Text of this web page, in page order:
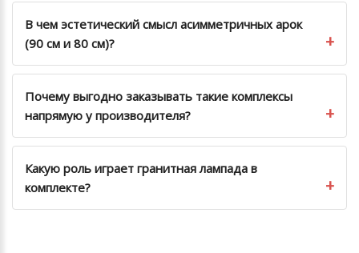
В чем эстетический смысл асимметричных арок
(90 см и 80 см)?
Почему выгодно заказывать такие комплексы
напрямую у производителя?
Какую роль играет гранитная лампада в
комплекте?